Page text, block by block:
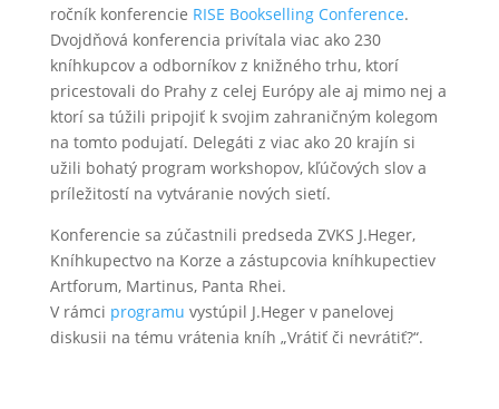
ročník konferencie RISE Bookselling Conference.
Dvojdňová konferencia privítala viac ako 230
kníhkupcov a odborníkov z knižného trhu, ktorí
pricestovali do Prahy z celej Európy ale aj mimo nej a
ktorí sa túžili pripojiť k svojim zahraničným kolegom
na tomto podujatí. Delegáti z viac ako 20 krajín si
užili bohatý program workshopov, kľúčových slov a
príležitostí na vytváranie nových sietí.
Konferencie sa zúčastnili predseda ZVKS J.Heger,
Kníhkupectvo na Korze a zástupcovia kníhkupectiev
Artforum, Martinus, Panta Rhei.
V rámci programu vystúpil J.Heger v panelovej
diskusii na tému vrátenia kníh „Vrátiť či nevrátiť?“.